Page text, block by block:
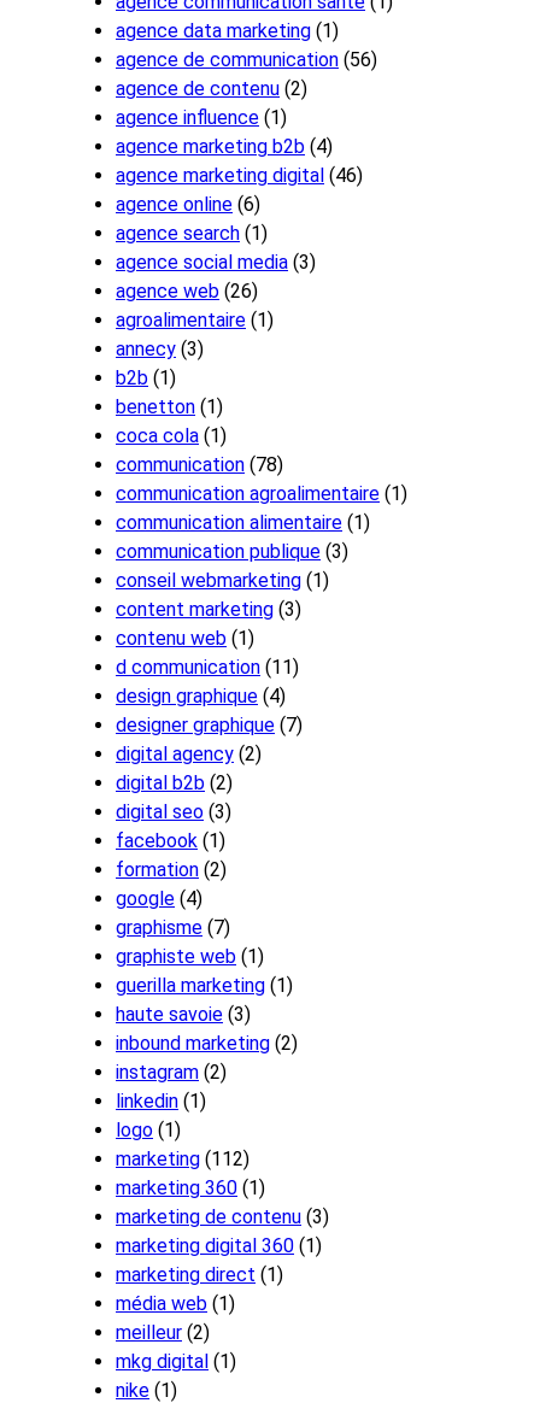
agence data marketing (1)
agence de communication (56)
agence de contenu (2)
agence influence (1)
agence marketing b2b (4)
agence marketing digital (46)
agence online (6)
agence search (1)
agence social media (3)
agence web (26)
agroalimentaire (1)
annecy (3)
b2b (1)
benetton (1)
coca cola (1)
communication (78)
communication agroalimentaire (1)
communication alimentaire (1)
communication publique (3)
conseil webmarketing (1)
content marketing (3)
contenu web (1)
d communication (11)
design graphique (4)
designer graphique (7)
digital agency (2)
digital b2b (2)
digital seo (3)
facebook (1)
formation (2)
google (4)
graphisme (7)
graphiste web (1)
guerilla marketing (1)
haute savoie (3)
inbound marketing (2)
instagram (2)
linkedin (1)
logo (1)
marketing (112)
marketing 360 (1)
marketing de contenu (3)
marketing digital 360 (1)
marketing direct (1)
média web (1)
meilleur (2)
mkg digital (1)
nike (1)